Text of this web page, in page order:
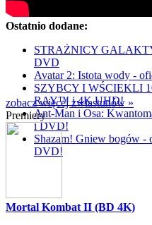
Ostatnio dodane:
STRAŻNICY
DVD
Avatar 2: Istota wody -
SZYBCY I WŚCIEKLI
RAY™ i 4K UHD!
Ant-Man i Osa:
i DVD!
Shazam! Gniew bogów
DVD!
zobacz więcej zwiastunów »
Premiery
Mortal Kombat II (BD 4K)